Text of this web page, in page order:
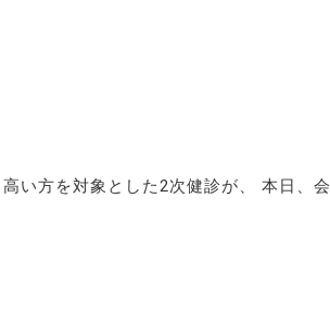
い方を対象とした2次健診が、 本日、会